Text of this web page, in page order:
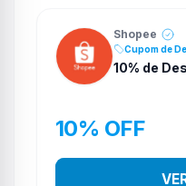
Shopee
Cupom de
10% de
10% OFF